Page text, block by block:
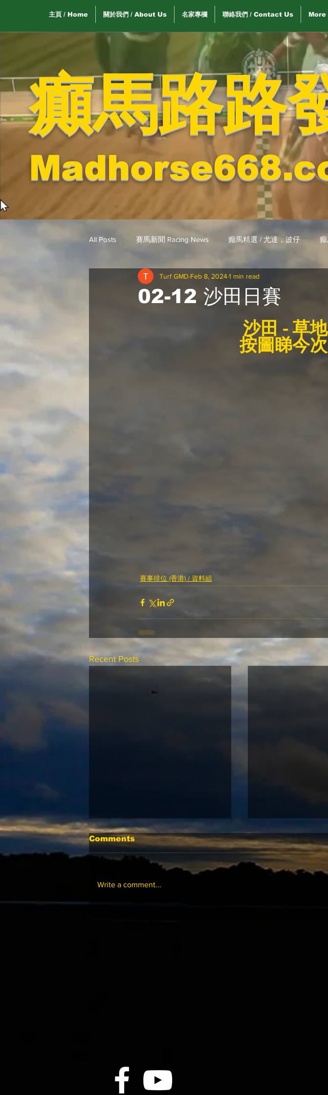
主頁 / Home 關於我們 / About Us 名家專欄 聯絡我們 / Contact Us More
癲馬路路
All Posts 賽馬新聞 Racing News 癲馬精選 / 尤達，波仔
戈登說馬事 / 馬王哥頓 三 T 大茶飯 / LakLak
G.C. 環宇脈搏 / Gallant Chief 綠茵新
騎練合作成績 (香港) / 資料組
02-12 沙田日賽
Turf GMD Feb 8, 20241 min read
沙田 - 草
按圖睇今
賽事排位 (香港) / 資料組
Recent Posts
07-15 跑馬地夜賽
Comments
Write a comment...